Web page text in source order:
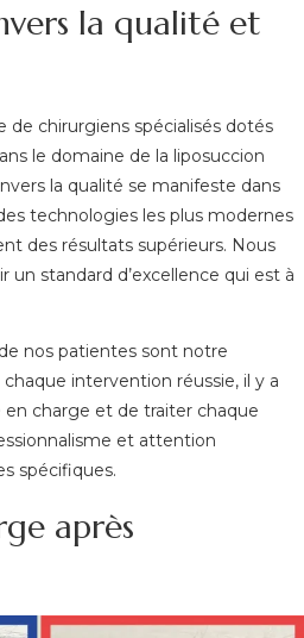
la qualité et
chirurgiens spécialisés dotés
le domaine de la liposuccion
la qualité se manifeste dans
technologies les plus modernes
des résultats supérieurs. Nous
un standard d’excellence qui est à
nos patientes sont notre
intervention réussie, il y a
charge et de traiter chaque
et attention
spécifiques.
après